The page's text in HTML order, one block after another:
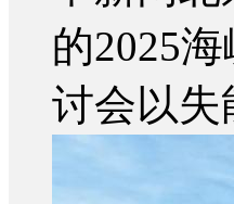
的2025
讨会以失